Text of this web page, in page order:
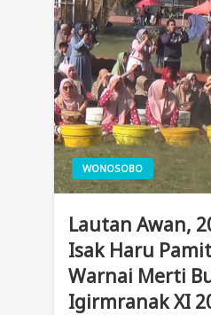
WONOSOBO
Lautan Awan,
Isak Haru
Warnai Merti
Igirmranak XI